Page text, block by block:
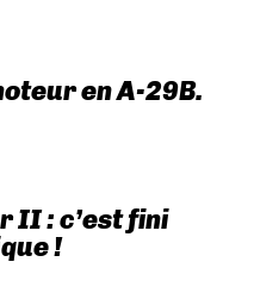
en A-29B.
II : c’est fini
!